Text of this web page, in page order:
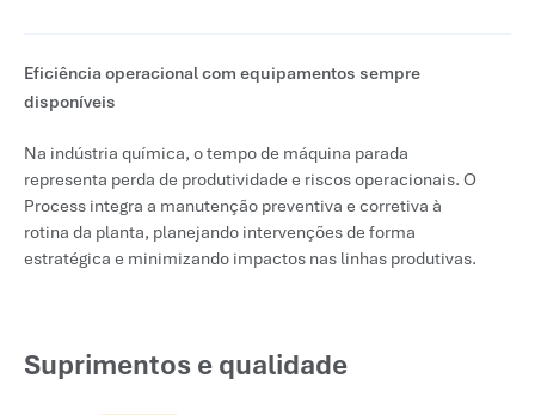
Eficiência operacional com equipamentos sempre
disponíveis
Na indústria química, o tempo de máquina parada
representa perda de produtividade e riscos operacionais. O
Process integra a manutenção preventiva e corretiva à
rotina da planta, planejando intervenções de forma
estratégica e minimizando impactos nas linhas produtivas.
Suprimentos e qualidade